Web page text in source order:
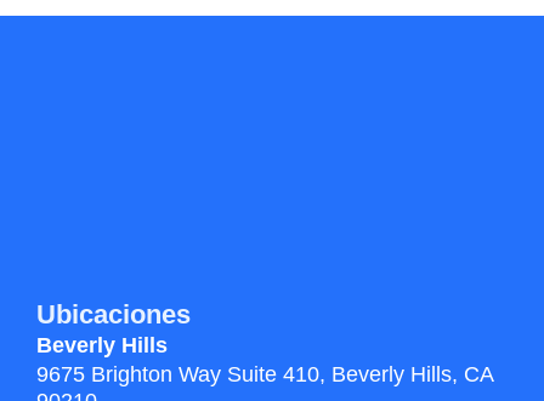
Ubicaciones
Beverly Hills
9675 Brighton Way Suite 410, Beverly Hills, CA